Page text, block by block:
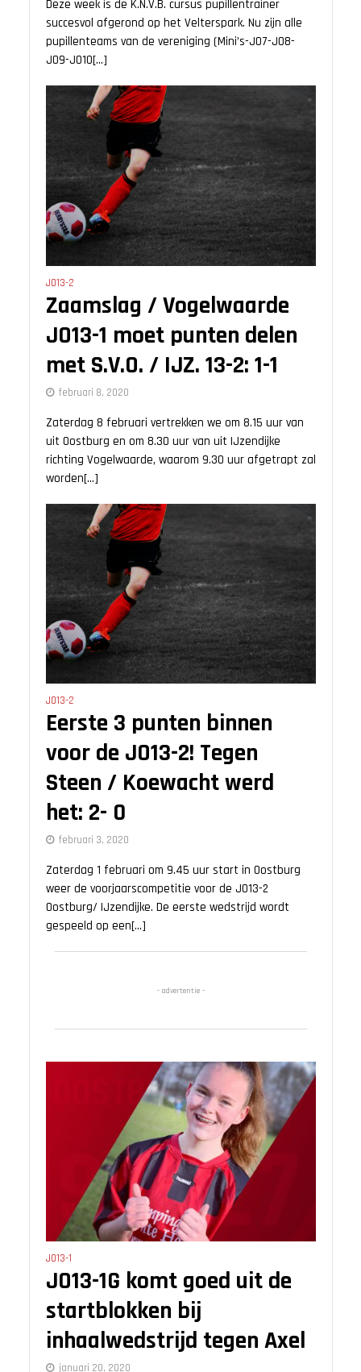
Deze week is de K.N.V.B. cursus pupillentrainer
succesvol afgerond op het Velterspark. Nu zijn alle
pupillenteams van de vereniging (Mini’s-JO7-JO8-
JO9-JO10[...]
JO13-2
Zaamslag / Vogelwaarde
JO13-1 moet punten delen
met S.V.O. / IJZ. 13-2: 1-1
februari 8, 2020
Zaterdag 8 februari vertrekken we om 8.15 uur van
uit Oostburg en om 8.30 uur van uit IJzendijke
richting Vogelwaarde, waarom 9.30 uur afgetrapt zal
worden[...]
JO13-2
Eerste 3 punten binnen
voor de JO13-2! Tegen
Steen / Koewacht werd
het: 2- 0
februari 3, 2020
Zaterdag 1 februari om 9.45 uur start in Oostburg
weer de voorjaarscompetitie voor de JO13-2
Oostburg/ IJzendijke. De eerste wedstrijd wordt
gespeeld op een[...]
- advertentie -
JO13-1
JO13-1G komt goed uit de
startblokken bij
inhaalwedstrijd tegen Axel
januari 20, 2020